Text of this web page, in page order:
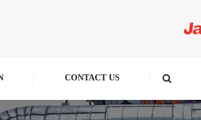
CONTACT US